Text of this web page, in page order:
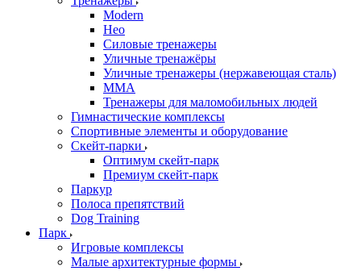
Modern
Нео
Силовые тренажеры
Уличные тренажёры
Уличные тренажеры (нержавеющая сталь)
ММА
Тренажеры для маломобильных людей
Гимнастические комплексы
Спортивные элементы и оборудование
Скейт-парки
Оптимум скейт-парк
Премиум скейт-парк
Паркур
Полоса препятствий
Dog Training
Парк
Игровые комплексы
Малые архитектурные формы